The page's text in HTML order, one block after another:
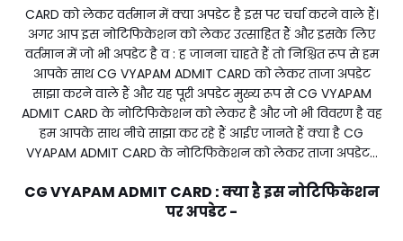
CARD को लेकर वर्तमान में क्या अपडेट है इस पर चर्चा करने वाले हैं।
अगर आप इस नोटिफिकेशन को लेकर उत्साहित हैं और इसके लिए
वर्तमान में जो भी अपडेट है व : ह जानना चाहते हैं तो निश्चित रूप से हम
आपके साथ CG VYAPAM ADMIT CARD को लेकर ताजा अपडेट
साझा करने वाले हैं और यह पूरी अपडेट मुख्य रूप से CG VYAPAM
ADMIT CARD के नोटिफिकेशन को लेकर है और जो भी विवरण है वह
हम आपके साथ नीचे साझा कर रहे हैं आईए जानते हैं क्या है CG
VYAPAM ADMIT CARD के नोटिफिकेशन को लेकर ताजा अपडेट...
CG VYAPAM ADMIT CARD : क्या है इस नोटिफिकेशन
पर अपडेट -